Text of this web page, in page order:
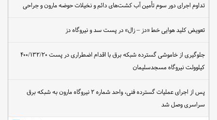
تداوم اجرای دور سوم تأمین آب کشت‌های دائم و نخیلات حوضه مارون و جراحی
تعویض کلید هوایی خط «دز – زال» در پست سد و نیروگاه دز
جلوگیری از خاموشی گسترده شبکه برق با اقدام اضطراری در پست ۴۰۰/۱۳۲/۲۰
کیلوولت نیروگاه مسجدسلیمان
پس از اجرای عملیات گسترده فنی، واحد شماره ۲ نیروگاه مارون به شبکه برق
سراسری وصل شد